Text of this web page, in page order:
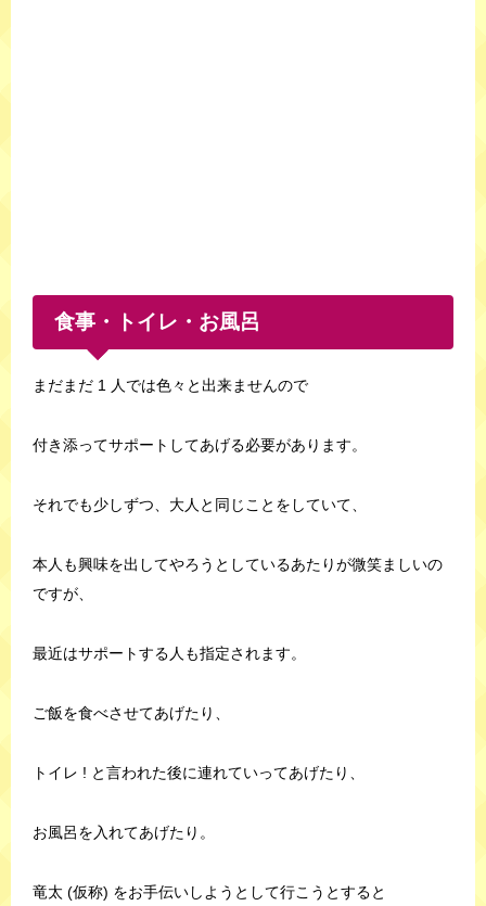
食事・トイレ・お風呂
まだまだ 1 人では色々と出来ませんので
付き添ってサポートしてあげる必要があります。
それでも少しずつ、大人と同じことをしていて、
本人も興味を出してやろうとしているあたりが微笑ましいの
ですが、
最近はサポートする人も指定されます。
ご飯を食べさせてあげたり、
トイレ ! と言われた後に連れていってあげたり、
お風呂を入れてあげたり。
竜太 (仮称) をお手伝いしようとして行こうとすると